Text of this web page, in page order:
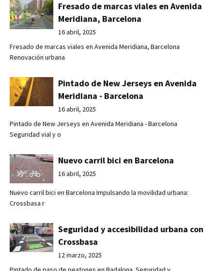
Fresado de marcas viales en Avenida
Meridiana, Barcelona
16 abril, 2025
Fresado de marcas viales en Avenida Meridiana, Barcelona
Renovación urbana
Pintado de New Jerseys en Avenida
Meridiana - Barcelona
16 abril, 2025
Pintado de New Jerseys en Avenida Meridiana - Barcelona
Seguridad vial y o
Nuevo carril bici en Barcelona
16 abril, 2025
Nuevo carril bici en Barcelona Impulsando la movilidad urbana:
Crossbasa r
Seguridad y accesibilidad urbana con
Crossbasa
12 marzo, 2025